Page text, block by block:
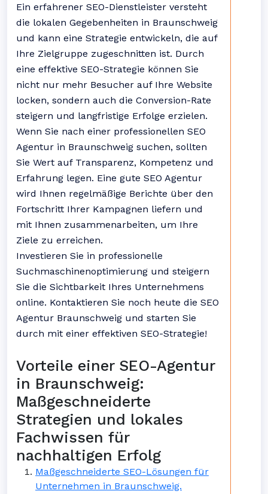
Ein erfahrener SEO-Dienstleister versteht
die lokalen Gegebenheiten in Braunschweig
und kann eine Strategie entwickeln, die auf
Ihre Zielgruppe zugeschnitten ist. Durch
eine effektive SEO-Strategie können Sie
nicht nur mehr Besucher auf Ihre Website
locken, sondern auch die Conversion-Rate
steigern und langfristige Erfolge erzielen.
Wenn Sie nach einer professionellen SEO
Agentur in Braunschweig suchen, sollten
Sie Wert auf Transparenz, Kompetenz und
Erfahrung legen. Eine gute SEO Agentur
wird Ihnen regelmäßige Berichte über den
Fortschritt Ihrer Kampagnen liefern und
mit Ihnen zusammenarbeiten, um Ihre
Ziele zu erreichen.
Investieren Sie in professionelle
Suchmaschinenoptimierung und steigern
Sie die Sichtbarkeit Ihres Unternehmens
online. Kontaktieren Sie noch heute die SEO
Agentur Braunschweig und starten Sie
durch mit einer effektiven SEO-Strategie!
Vorteile einer SEO-Agentur
in Braunschweig:
Maßgeschneiderte
Strategien und lokales
Fachwissen für
nachhaltigen Erfolg
Maßgeschneiderte SEO-Lösungen für
Unternehmen in Braunschweig.